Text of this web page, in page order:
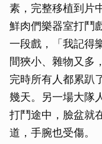
素，完整移植到片
鮮肉們樂器室打鬥
一段戲，「我記得
間狹小、雜物又多
完時所有人都累趴
幾天。另一場大隊
打鬥途中，臉盆就
道，手腕也受傷。